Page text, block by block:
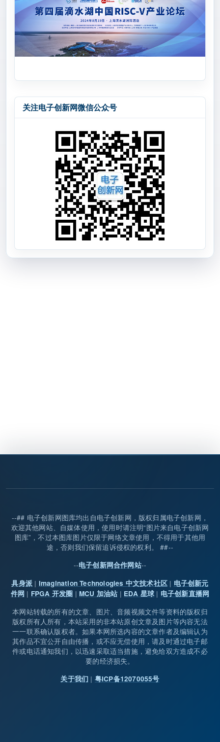
关注电子创新网微信公众号
--## 电子创新网图库均出自电子创新网，版权归属电子创新网，
欢迎其他网站、自媒体使用，使用时请注明“图片来自电子创新网
图库”，不过本图库图片仅限于网络文章使用，不得用于其他用
途，否则我们保留追诉侵权的权利。 ##--
--电子创新网合作网站--
具身派 | Imagination Technologies 中文技术社区| 电子创新元
件网 | FPGA 开发圈 | MCU 加油站 | EDA 星球 | 电子创新直播网
本网站转载的所有的文章、图片、音频视频文件等资料的版权归
版权所有人所有，本站采用的非本站原创文章及图片等内容无法
一一联系确认版权者。如果本网所选内容的文章作者及编辑认为
其作品不宜公开自由传播，或不应无偿使用，请及时通过电子邮
件或电话通知我们，以迅速采取适当措施，避免给双方造成不必
要的经济损失。
关于我们 | 粤ICP备12070055号